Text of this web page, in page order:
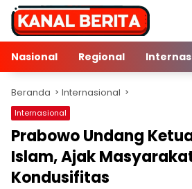
Langsung
konten
Nasional
Regional
Beranda Internasional
Internasional
Prabowo Undang
Islam, Ajak
Kondusifitas